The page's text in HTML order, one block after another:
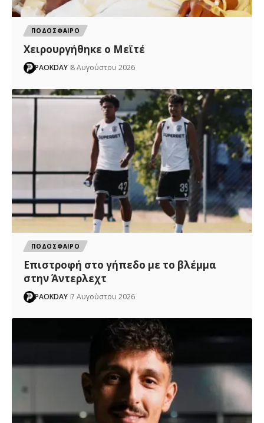
ΠΟΔΟΣΦΑΙΡΟ
Χειρουργήθηκε ο Μεϊτέ
PAOKDAY 8 Αυγούστου 2026
ΠΟΔΟΣΦΑΙΡΟ
Επιστροφή στο γήπεδο με το βλέμμα
στην Άντερλεχτ
PAOKDAY 7 Αυγούστου 2026